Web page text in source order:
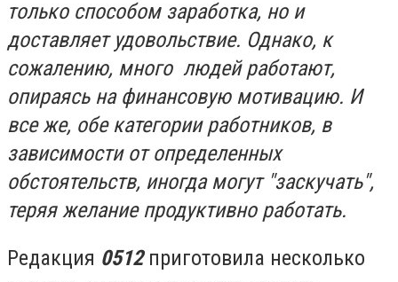
только способом заработка, но и
доставляет удовольствие. Однако, к
сожалению, много людей работают,
опираясь на финансовую мотивацию. И
все же, обе категории работников, в
зависимости от определенных
обстоятельств, иногда могут "заскучать",
теряя желание продуктивно работать.
Редакция 0512 приготовила несколько